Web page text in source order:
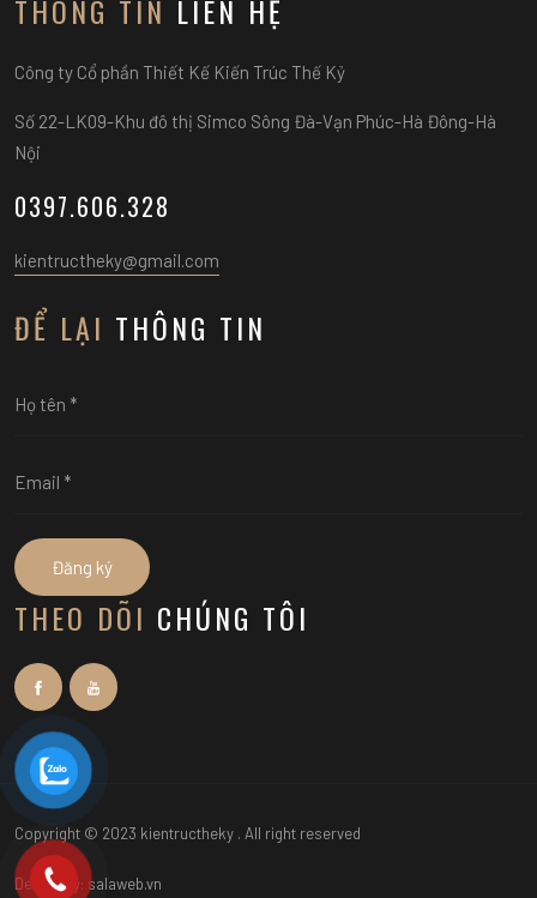
THÔNG TIN LIÊN HỆ
Công ty Cổ phần Thiết Kế Kiến Trúc Thế Kỷ
Số 22-LK09-Khu đô thị Simco Sông Đà-Vạn Phúc-Hà Đông-Hà
Nội
0397.606.328
kientructheky@gmail.com
ĐỂ LẠI THÔNG TIN
Đăng ký
THEO DÕI CHÚNG TÔI
Copyright © 2023 kientructheky . All right reserved
Design by: salaweb.vn